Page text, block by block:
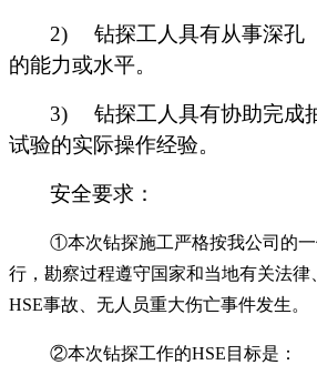
2) 钻探工人具有从事深孔
的能力或水平。
3)
钻探工人具有协助完成
试验的实际操作经验。
安全要求：
①本次钻探施工严格按我公司的
行，勘察过程遵守国家和当地有关法律
HSE事故、无人员重大伤亡事件发生。
②本次钻探工作的HSE目标是：